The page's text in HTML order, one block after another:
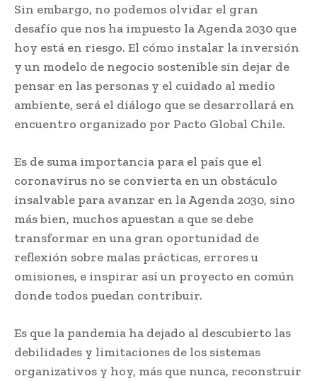
Sin embargo, no podemos olvidar el gran
desafío que nos ha impuesto la Agenda 2030 que
hoy está en riesgo. El cómo instalar la inversión
y un modelo de negocio sostenible sin dejar de
pensar en las personas y el cuidado al medio
ambiente, será el diálogo que se desarrollará en
encuentro organizado por Pacto Global Chile.
Es de suma importancia para el país que el
coronavirus no se convierta en un obstáculo
insalvable para avanzar en la Agenda 2030, sino
más bien, muchos apuestan a que se debe
transformar en una gran oportunidad de
reflexión sobre malas prácticas, errores u
omisiones, e inspirar así un proyecto en común
donde todos puedan contribuir.
Es que la pandemia ha dejado al descubierto las
debilidades y limitaciones de los sistemas
organizativos y hoy, más que nunca, reconstruir